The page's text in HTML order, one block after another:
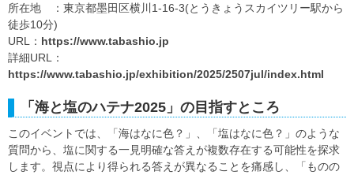
所在地 ：東京都墨田区横川1-16-3(とうきょうスカイツリー駅から
徒歩10分)
URL： https://www.tabashio.jp
詳細URL：
https://www.tabashio.jp/exhibition/2025/2507jul/index.html
「海と塩のハテナ2025」の目指すところ
このイベントでは、「海はなに色？」、「塩はなに色？」のような
質問から、塩に関する一見明確な答えが複数存在する可能性を探求
します。視点により得られる答えが異なることを痛感し、「ものの